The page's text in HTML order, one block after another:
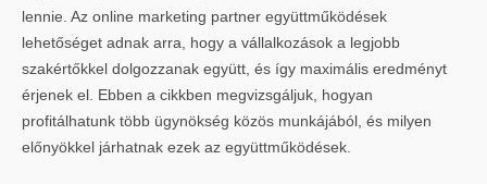
lennie. Az online marketing partner együttműködések
lehetőséget adnak arra, hogy a vállalkozások a legjobb
szakértőkkel dolgozzanak együtt, és így maximális eredményt
érjenek el. Ebben a cikkben megvizsgáljuk, hogyan
profitálhatunk több ügynökség közös munkájából, és milyen
előnyökkel járhatnak ezek az együttműködések.